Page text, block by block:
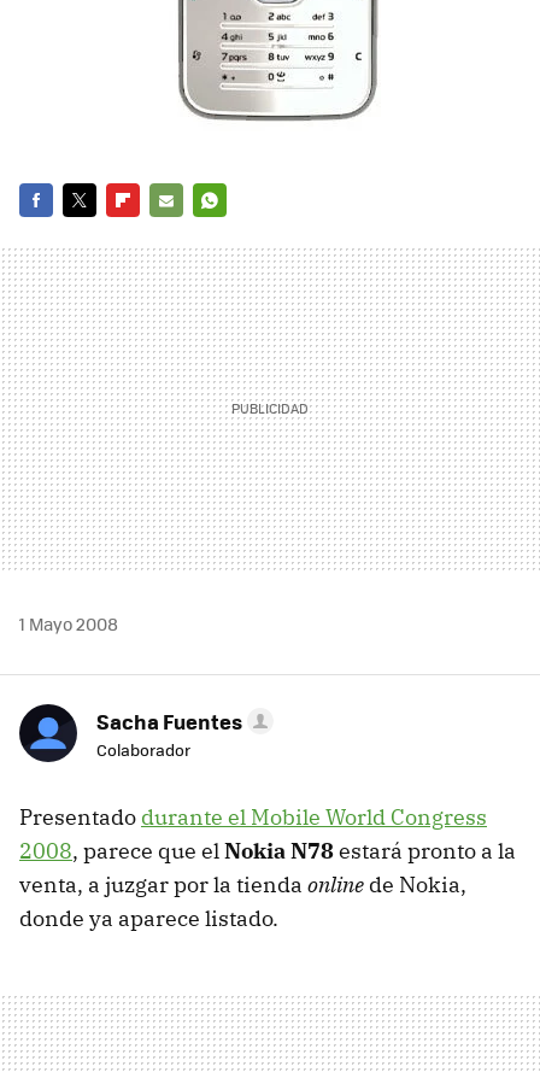
MAIL
1 Mayo 2008
Sacha Fuentes
Colaborador
Presentado durante el Mobile World Congress
2008, parece que elNokia N78estará pronto a la
venta, a juzgar por la tienda online de Nokia,
donde ya aparece listado.